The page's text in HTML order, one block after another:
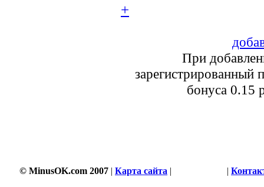
+
При
зарегистрированный
бонуса 0.15
© MinusOK.com 2007 | Карта сайта | |